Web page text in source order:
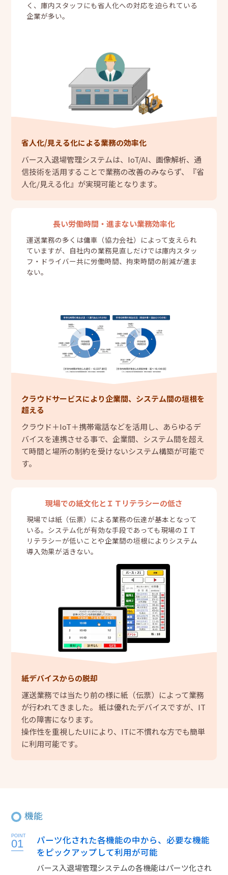
く、庫内スタッフにも省人化への対応を迫られている
企業が多い。
省人化/見える化による業務の効率化
バース入退場管理システムは、IoT/AI、画像解析、通
信技術を活用することで業務の改善のみならず、『省
人化/見える化』が実現可能となります。
長い労働時間・進まない業務効率化
運送業務の多くは傭車（協力会社）によって支えられ
ていますが、自社内の業務見直しだけでは庫内スタッ
フ・ドライバー共に労働時間、拘束時間の削減が進ま
ない。
クラウドサービスにより企業間、システム間の垣根を
超える
クラウド＋IoT＋携帯電話などを活用し、あらゆるデ
バイスを連携させる事で、企業間、システム間を超え
て時間と場所の制約を受けないシステム構築が可能で
す。
現場での紙文化とＩＴリテラシーの低さ
現場では紙（伝票）による業務の伝達が基本となって
いる。システム化が有効な手段であっても現場のＩＴ
リテラシーが低いことや企業間の垣根によりシステム
導入効果が活きない。
紙デバイスからの脱却
運送業務では当たり前の様に紙（伝票）によって業務
が行われてきました。 紙は優れたデバイスですが、IT
化の障害になります。
操作性を重視したUIにより、ITに不慣れな方でも簡単
に利用可能です。
機能
POINT
01
パーツ化された各機能の中から、必要な機能
をピックアップして利用が可能
バース入退場管理システムの各機能はパーツ化され